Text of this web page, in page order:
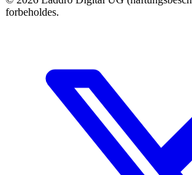
forbeholdes.